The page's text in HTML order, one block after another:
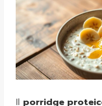
Il porridge